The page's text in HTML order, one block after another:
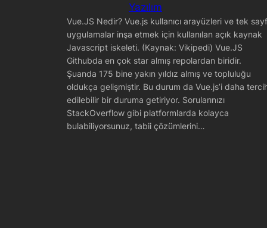
Yazılım
Vue.JS Nedir? Vue.js kullanıcı arayüzleri ve tek
uygulamalar inşa etmek için kullanılan açık kaynak
Javascript iskeleti. (Kaynak: Vikipedi) Vue.JS
Githubda en çok star almış repolardan biridir.
Şuanda 175 bine yakın yıldız almış ve topluluğu
oldukça gelişmiştir. Bu durum da Vue.js’i daha
edilebilir bir duruma getiriyor. Sorularınızı
StackOverflow gibi platformlarda kolayca
bulabiliyorsunuz, tabii çözümlerini…